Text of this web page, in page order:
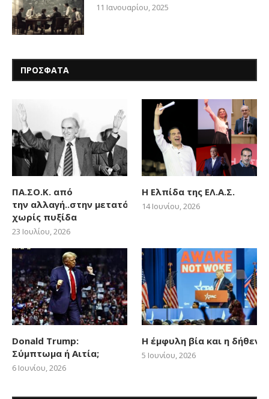
11 Ιανουαρίου, 2025
ΠΡΟΣΦΑΤΑ
ΠΑ.ΣΟ.Κ. από
την αλλαγή..στην μετατόπιση
χωρίς πυξίδα
23 Ιουλίου, 2026
Η Ελπίδα της ΕΛ.Α.Σ.
14 Ιουνίου, 2026
Donald Trump:
Σύμπτωμα ή Αιτία;
6 Ιουνίου, 2026
Η έμφυλη βία και η δήθεν
5 Ιουνίου, 2026